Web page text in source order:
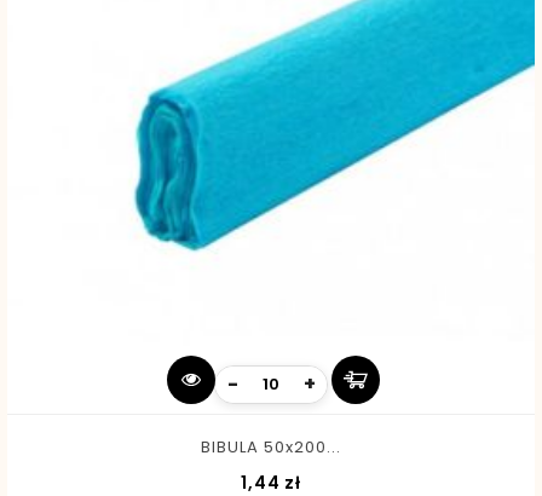
- +
BIBULA 50x200...
1,44 zł